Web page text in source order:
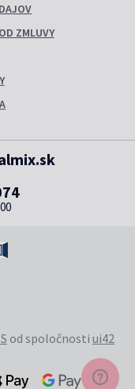
ZMLUVY
od spoločnosti ui42